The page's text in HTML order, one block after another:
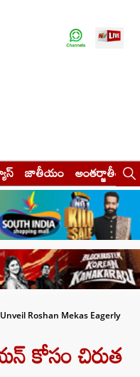
జాతీయం అంతర్జాతీయం
Roshan Mekas Eagerly
కోసం చిరుత